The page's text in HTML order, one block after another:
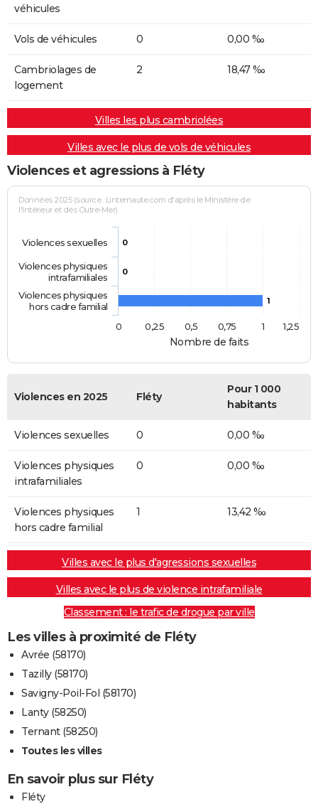
véhicules
Vols de véhicules 0 0,00 ‰
Cambriolages de
logement
2 18,47 ‰
Villes les plus cambriolées
Villes avec le plus de vols de véhicules
Violences et agressions à Fléty
Nombre de faits
Données 2025 (source : Linternaute.com d'après le Ministère de
l'Intérieur et des Outre-Mer)
0
0
1
Violences sexuelles
Violences physiques
intrafamiliales
Violences physiques
hors cadre familial
0
1
0,25 0,5 0,75 1,25
Violences en 2025 Fléty
Pour 1 000
habitants
Violences sexuelles 0 0,00 ‰
Violences physiques
intrafamiliales
0 0,00 ‰
Violences physiques
hors cadre familial
1 13,42 ‰
Villes avec le plus d'agressions sexuelles
Villes avec le plus de violence intrafamiliale
Classement : le trafic de drogue par ville
Les villes à proximité de Fléty
Avrée (58170)
Tazilly (58170)
Savigny-Poil-Fol (58170)
Lanty (58250)
Ternant (58250)
Toutes les villes
En savoir plus sur Fléty
Fléty